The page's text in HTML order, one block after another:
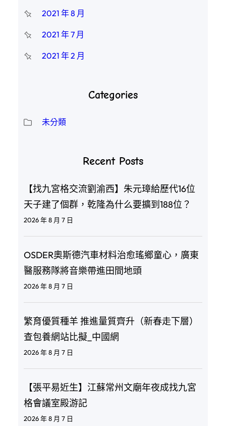
2021 年 8 月
2021 年 7 月
2021 年 2 月
Categories
未分類
Recent Posts
【找九宮格交流劉渝西】朱元璋給歷代16位
天子建了個群，乾隆為什么要擴到188位？
2026 年 8 月 7 日
OSDER奧斯德汽車材料治愈瑤鄉童心，廣東
醫服務隊將音樂帶進田間地頭
2026 年 8 月 7 日
繁育優質種羊 推進量質齊升（新春走下層）
查包養網站比擬_中國網
2026 年 8 月 7 日
【張平易近生】江蘇常州文廟年夜成找九宮
格會議室殿游記
2026 年 8 月 7 日